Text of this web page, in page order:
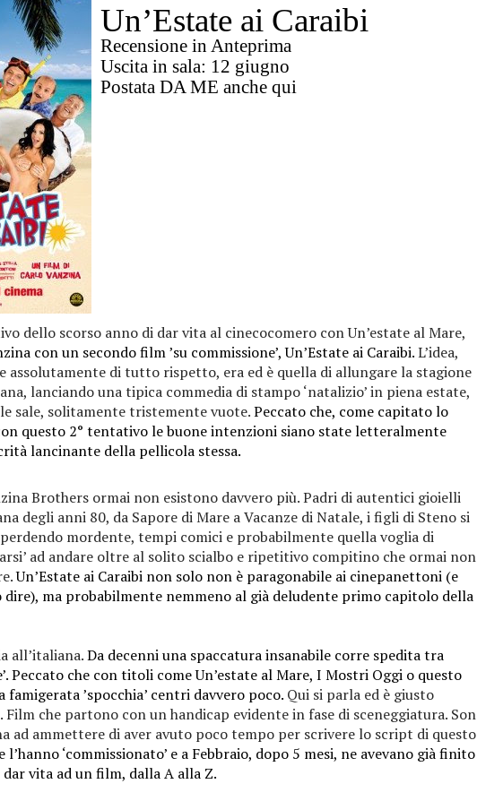
Un’Estate ai Caraibi
Recensione in Anteprima
Uscita in sala: 12 giugno
Postata DA ME anche qui
dello scorso anno di dar vita al cinecocomero con Un’estate al Mare,
con un secondo film ’su commissione’, Un’Estate ai Caraibi.L’idea,
assolutamente di tutto rispetto, era ed è quella di allungare la stagione
lanciando una tipica commedia di stampo ‘natalizio’ in piena estate,
sale, solitamente tristemente vuote.Peccato che, come capitato lo
questo 2° tentativo le buone intenzioni siano state letteralmente
lancinante della pellicola stessa.
Brothers ormai non esistono davvero più. Padri di autentici gioielli
degli anni 80, da Sapore di Mare a Vacanze di Natale, i figli di Steno si
mordente, tempi comici e probabilmente quella voglia di
ad andare oltre al solito scialbo e ripetitivo compitino che ormai non
Un’Estate ai Caraibi non solo non è paragonabile ai cinepanettoni (e
ma probabilmente nemmeno al già deludente primo capitolo della
all’italiana.Da decenni una spaccatura insanabile corre spedita tra
Peccato che con titoli come Un’estate al Mare, I Mostri Oggi o questo
famigerata ’spocchia’ centri davvero poco. Qui si parla ed è giusto
che partono con un handicap evidente in fase di sceneggiatura. Son
ad ammettere di aver avuto poco tempo per scrivere lo script di questo
‘commissionato’ e a Febbraio, dopo 5 mesi, ne avevano già finito
vita ad un film, dalla A alla Z.